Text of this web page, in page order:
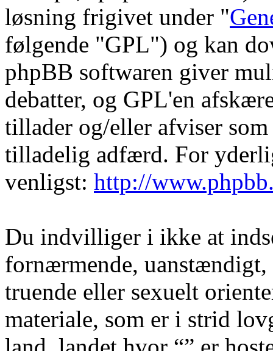
løsning frigivet under "
følgende "GPL") og kan
phpBB softwaren giver
debatter, og GPL'en
tillader og/eller afviser
tilladelig adfærd. For
venligst: http://
Du indvilliger i ikke at
fornærmende,
truende eller sexuelt
materiale, som er i strid